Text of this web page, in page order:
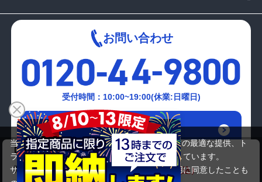
DELL InspironN5010
商品価格 27,280円 21,780円
お問い合わせ
受付時間：10:00~19:00(休業:日曜日)
メールでの
お問い合わせはこちら
当サイトでは利用体験の向上およびコンテンツの最適な提供、ト
ラフィックの分析を目的としてCookieを使用しています。
サイトの閲覧を継続された場合、Cookieの利用に同意したことも